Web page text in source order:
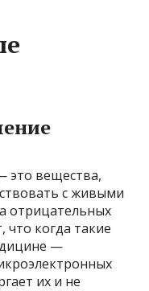
это вещества,
с живыми
отрицательных
что когда такие
—
их и не